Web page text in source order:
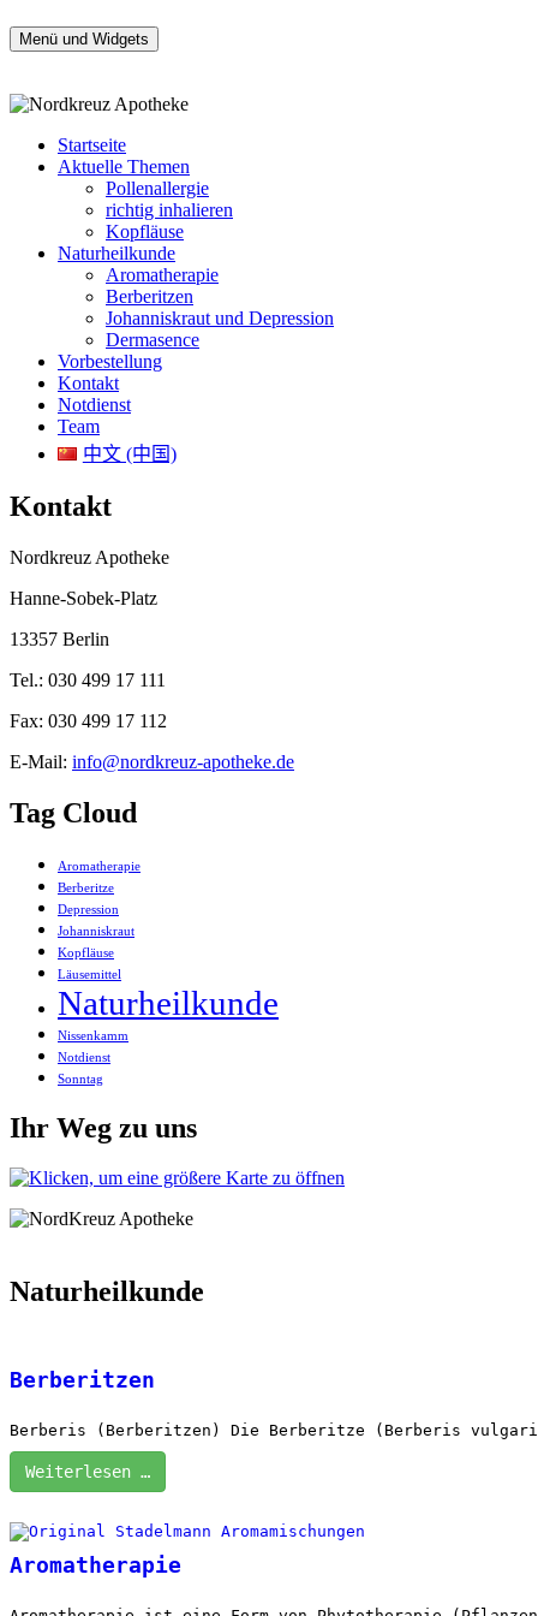
Inhalt
Nordkreuz Apotheke am Bahnhof Gesundbrunnen
Apotheke täglich auch am Sonntag geöffnet
Menü und Widgets
Startseite
Aktuelle Themen
Pollenallergie
richtig inhalieren
Kopfläuse
Naturheilkunde
Aromatherapie
Berberitzen
Johanniskraut und Depression
Dermasence
Vorbestellung
Kontakt
Notdienst
Team
中文 (中国)
Kontakt
Nordkreuz Apotheke
Hanne-Sobek-Platz
13357 Berlin
Tel.: 030 499 17 111
Fax: 030 499 17 112
E-Mail: info@nordkreuz-apotheke.de
Tag Cloud
Aromatherapie
Berberitze
Depression
Johanniskraut
Kopfläuse
Läusemittel
Naturheilkunde
Nissenkamm
Notdienst
Sonntag
Ihr Weg zu uns
Naturheilkunde
Berberitzen
Berberis (Berberitzen) Die Berberitze (Berberis
Weiterlesen …
Aromatherapie